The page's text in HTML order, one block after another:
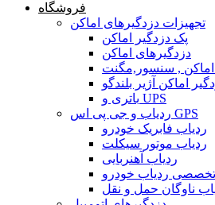
فروشگاه
تجهیزات دزدگیرهای اماکن
پک دزدگیر اماکن
دزدگیرهای اماکن
, سنسور,مگنت
اماکن آژیر بلندگو
باتری و UPS
ردیاب و جی پی اس GPS
ردیاب فابریک خودرو
ردیاب موتور سیکلت
ردیاب آهنربایی
ردیاب خودرو
ناوگان حمل و نقل